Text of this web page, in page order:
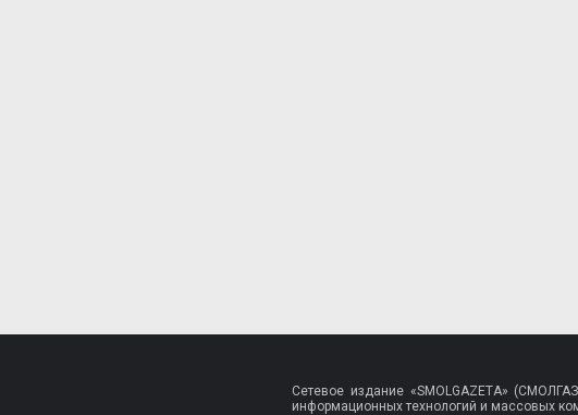
Сетевое издание «SMOLGAZETA»
информационных технологий и массовых